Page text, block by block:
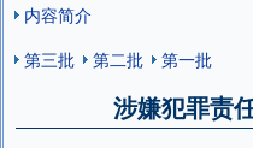
内容简介
第三批
第二批 第一批
涉嫌犯罪责